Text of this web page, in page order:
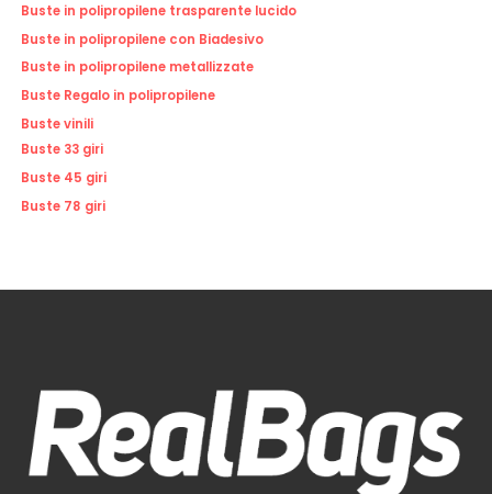
Buste in polipropilene trasparente lucido
Buste in polipropilene con Biadesivo
Buste in polipropilene metallizzate
Buste Regalo in polipropilene
Buste vinili
Buste 33 giri
Buste 45 giri
Buste 78 giri